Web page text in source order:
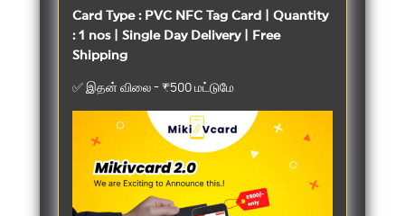
Card Type : PVC NFC Tag Card | Quantity
: 1 nos | Single Day Delivery | Free
Shipping
✅ இதன் விலை - ₹500 மட்டுமே